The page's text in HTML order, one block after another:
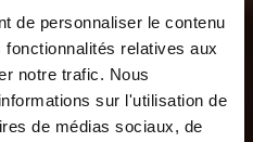
de personnaliser le contenu
relatives aux
notre trafic. Nous
sur l'utilisation de
de médias sociaux, de